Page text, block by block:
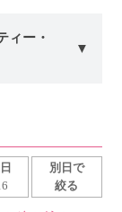
ィー・
別日で
絞る